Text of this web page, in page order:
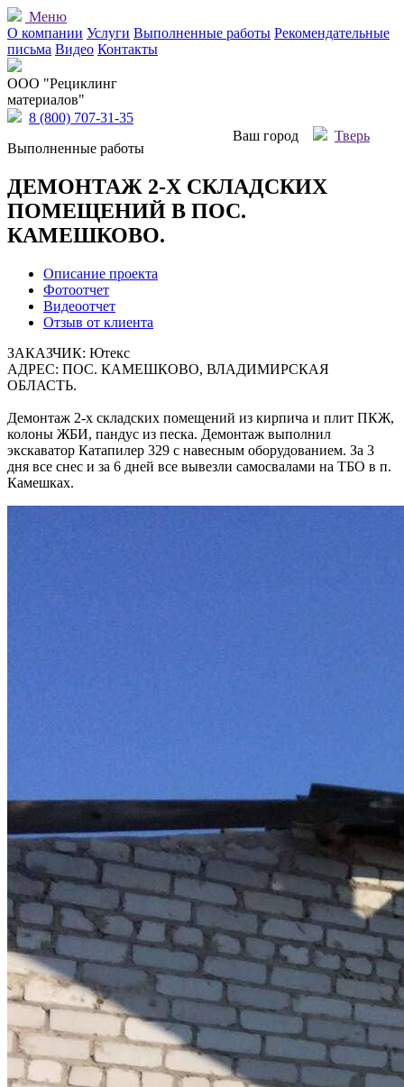
Меню
О компании Услуги Выполненные работы Рекомендательные
письма Видео Контакты
OOO "Рециклинг
материалов"
8 (800) 707-31-35
Ваш город
Тверь
Выполненные работы
ДЕМОНТАЖ 2-Х СКЛАДСКИХ
ПОМЕЩЕНИЙ В ПОС.
КАМЕШКОВО.
Описание проекта
Фотоотчет
Видеоотчет
Отзыв от клиента
ЗАКАЗЧИК: Ютекс
АДРЕС: ПОС. КАМЕШКОВО, ВЛАДИМИРСКАЯ
ОБЛАСТЬ.
Демонтаж 2-х складских помещений из кирпича и плит ПКЖ,
колоны ЖБИ, пандус из песка. Демонтаж выполнил
экскаватор Катапилер 329 с навесным оборудованием. За 3
дня все снес и за 6 дней все вывезли самосвалами на ТБО в п.
Камешках.